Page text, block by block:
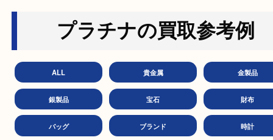
HOME
プラチナの買取参考